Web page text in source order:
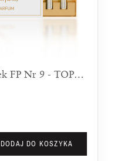
Zestaw Próbek FP Nr 9 - TOP 5 Słodkich Zapachów Dla Kobiet
DODAJ DO KOSZYKA